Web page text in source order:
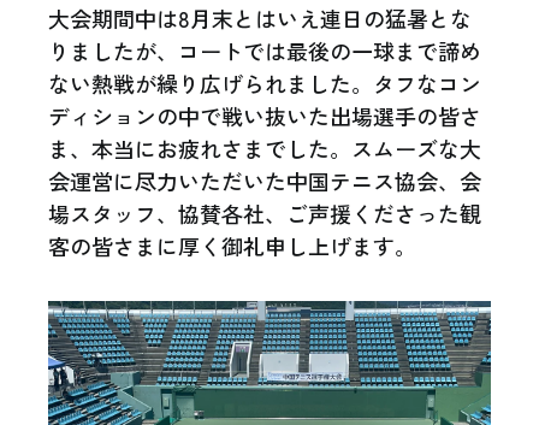
大会期間中は8月末とはいえ連日の猛暑とな
りましたが、コートでは最後の一球まで諦め
ない熱戦が繰り広げられました。タフなコン
ディションの中で戦い抜いた出場選手の皆さ
ま、本当にお疲れさまでした。スムーズな大
会運営に尽力いただいた中国テニス協会、会
場スタッフ、協賛各社、ご声援くださった観
客の皆さまに厚く御礼申し上げます。